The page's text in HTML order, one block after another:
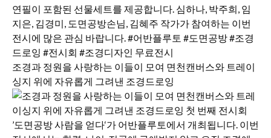
조경과 정원을 사랑하는 이들이 모여 면천캔버스와 트레이
싱지 위에 자유롭게 그려낸 조경드로잉